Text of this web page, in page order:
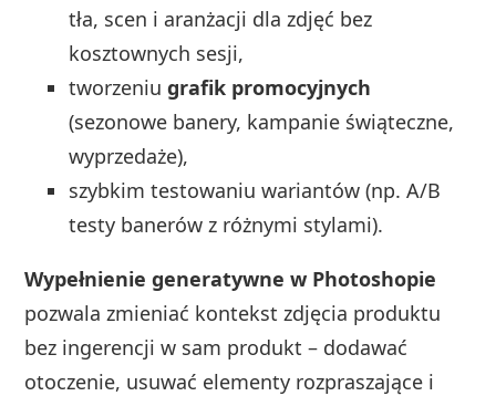
tła, scen i aranżacji dla zdjęć bez
kosztownych sesji,
tworzeniugrafik promocyjnych
(sezonowe banery, kampanie świąteczne,
wyprzedaże),
szybkim testowaniu wariantów (np. A/B
testy banerów z różnymi stylami).
Wypełnienie generatywne w Photoshopie
pozwala zmieniać kontekst zdjęcia produktu
bez ingerencji w sam produkt – dodawać
otoczenie, usuwać elementy rozpraszające i